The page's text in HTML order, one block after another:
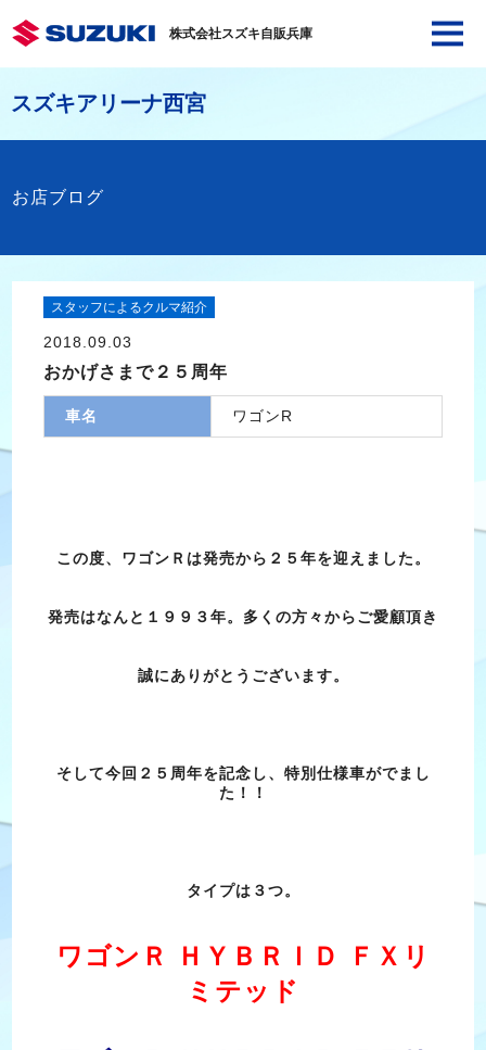
株式会社スズキ自販兵庫
スズキアリーナ西宮
お店ブログ
スタッフによるクルマ紹介
2018.09.03
おかげさまで２５周年
車名 ワゴンR
この度、ワゴンＲは発売から２５年を迎えました。
発売はなんと１９９３年。多くの方々からご愛顧頂き
誠にありがとうございます。
そして今回２５周年を記念し、特別仕様車がでまし
た！！
タイプは３つ。
ワゴンＲ ＨＹＢＲＩＤ ＦＸリ
ミテッド